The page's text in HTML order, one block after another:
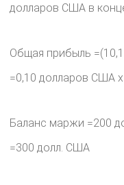
долларов США в
Общая прибыль
=0,10 долларов США
Баланс маржи =200
=300 долл. США